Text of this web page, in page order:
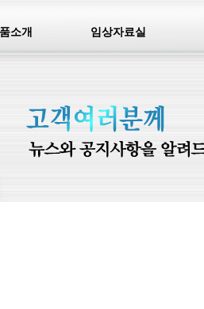
소개 임상자료실